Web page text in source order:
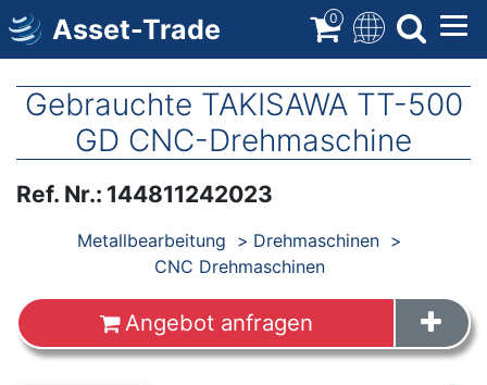
Direkt
zum
Inhalt
Asset-Trade 0
Gebrauchte TAKISAWA TT-500
GD CNC-Drehmaschine
Ref. Nr.: 144811242023
Metallbearbeitung
Drehmaschinen
CNC Drehmaschinen
Angebot anfragen